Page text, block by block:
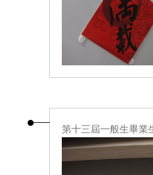
第十三屆一般生畢業